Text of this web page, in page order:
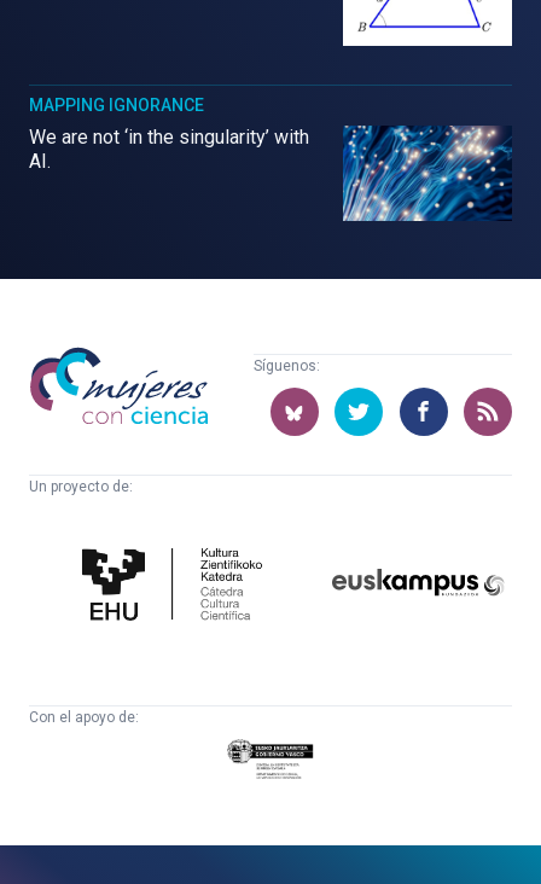
MAPPING IGNORANCE
We are not ‘in the singularity’ with
AI.
Mujeres
con
ciencia
Síguenos:
Un proyecto de:
Cultura
Científica
Con el apoyo de:
Eusko
Jaurlaritza